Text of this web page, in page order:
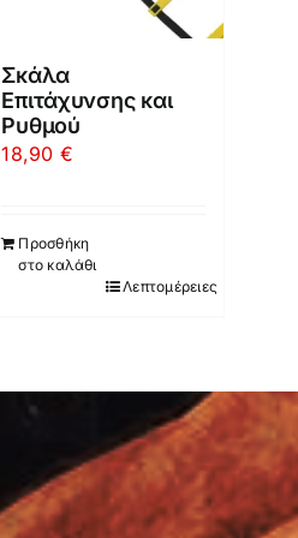
Σκάλα
Επιτάχυνσης και
Ρυθμού
18,90 €
Προσθήκη
στο καλάθι
Λεπτομέρειες